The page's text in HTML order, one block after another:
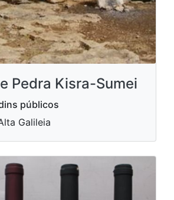
Pedra Kisra-Sumei
públicos
Galileia